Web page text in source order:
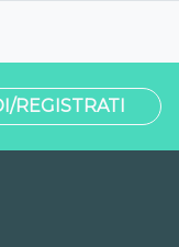
REGISTRATI